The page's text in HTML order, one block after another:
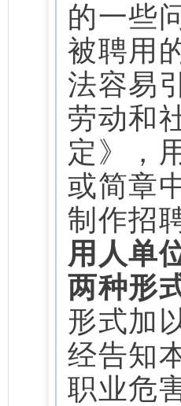
的一些
被聘用
法容易
劳动和
定》，
或简章
制作招
用人单
两种形
形式加
经告知
职业危